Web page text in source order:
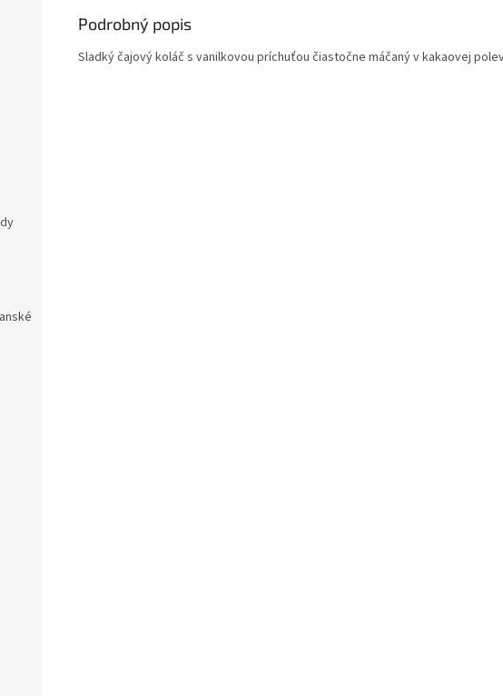
Podrobný popis
Sladký čajový koláč s vanilkovou príchuťou čiastočne máčaný v kakaovej